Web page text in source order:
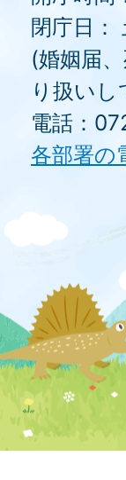
閉庁日：
(婚姻届
り扱い
電話：
各部署の